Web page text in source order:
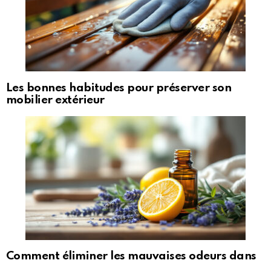
Les bonnes habitudes pour préserver son
mobilier extérieur
Comment éliminer les mauvaises odeurs dans